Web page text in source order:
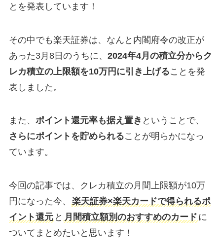
とを発表しています！
その中でも楽天証券は、なんと内閣府令の改正が
あった3月8日のうちに、 2024年4月の積立分からク
レカ積立の上限額を10万円に引き上げることを発
表しました。
また、 ポイント還元率も据え置き ということで、
さらにポイントを貯められることが明らかになっ
ています。
今回の記事では、クレカ積立の月間上限額が10万
円になった今、
楽天証券×楽天カードで得られるポ
イント還元 と 月間積立額別のおすすめのカード に
ついてまとめたいと思います！